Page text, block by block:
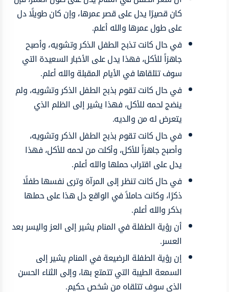
كان قصيرًا يدل على قصر عمرها، وإن كان طويلًا دل
على طول عمرها والله أعلم.
في حال كانت تذبح الطفل الذكر وتشويه، وأصبح
جاهزاً للأكل، فهذا يدل على الأخبار السعيدة التي
سوف تتلقاها في الأيام المقبلة والله أعلم.
في حال كانت تقوم بذبح الطفل الذكر وتشويه، ولم
ينضج لحمه للأكل، فهذا يشير إلى الظلم الذي
يتعرض له من والديه.
في حال كانت تقوم بذبح الطفل الذكر وتشويه،
وأصبح جاهزاً للأكل، وأكلت من لحمه للأكل، فهذا
يدل على اقتراب حملها والله أعلم.
في حال كانت تنظر إلى المرآة وترى نفسها طفلًا
ذكرًا، وكانت حاملاً في الواقع دل هذا على حملها
بذكر والله أعلم.
أن رؤية الطفلة في المنام يشير إلى العز واليسر بعد
العسر.
إن رؤية الطفلة الرضيعة في المنام يشير إلى
السمعة الطيبة التي تتمتع بها، وإلى الثناء الحسن
الذي سوف تتلقاه من شخص حكيم.